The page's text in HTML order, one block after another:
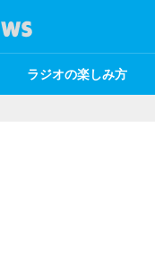
ラジオの楽しみ方